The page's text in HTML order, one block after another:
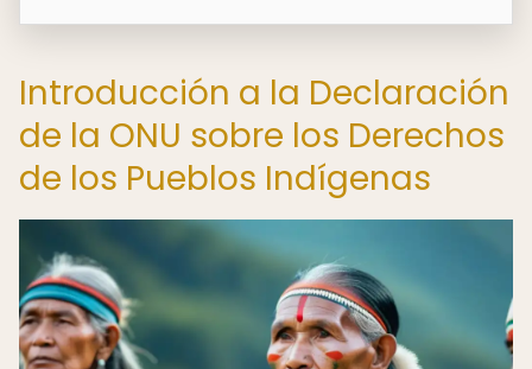
Introducción a la Declaración
de la ONU sobre los Derechos
de los Pueblos Indígenas